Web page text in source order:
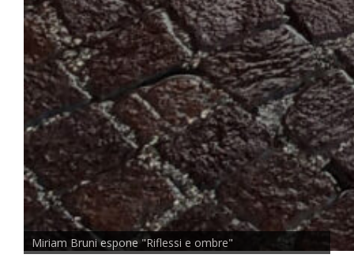
Miriam Bruni espone "Riflessi e ombre"